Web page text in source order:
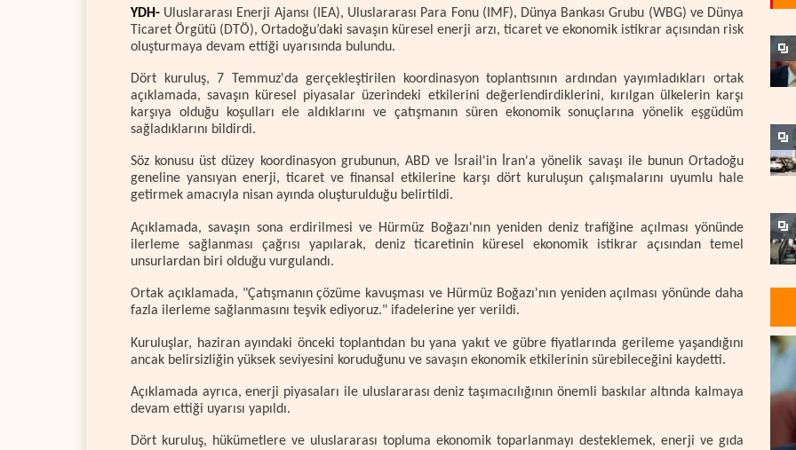
YDH- Uluslararası Enerji Ajansı (IEA), Uluslararası Para Fonu (IMF), Dünya Bankası Grubu (WBG) ve Dünya
Ticaret Örgütü (DTÖ), Ortadoğu’daki savaşın küresel enerji arzı, ticaret ve ekonomik istikrar açısından risk
oluşturmaya devam ettiği uyarısında bulundu.
Dört kuruluş, 7 Temmuz'da gerçekleştirilen koordinasyon toplantısının ardından yayımladıkları ortak
açıklamada, savaşın küresel piyasalar üzerindeki etkilerini değerlendirdiklerini, kırılgan ülkelerin karşı
karşıya olduğu koşulları ele aldıklarını ve çatışmanın süren ekonomik sonuçlarına yönelik eşgüdüm
sağladıklarını bildirdi.
Söz konusu üst düzey koordinasyon grubunun, ABD ve İsrail'in İran'a yönelik savaşı ile bunun Ortadoğu
geneline yansıyan enerji, ticaret ve finansal etkilerine karşı dört kuruluşun çalışmalarını uyumlu hale
getirmek amacıyla nisan ayında oluşturulduğu belirtildi.
Açıklamada, savaşın sona erdirilmesi ve Hürmüz Boğazı'nın yeniden deniz trafiğine açılması yönünde
ilerleme sağlanması çağrısı yapılarak, deniz ticaretinin küresel ekonomik istikrar açısından temel
unsurlardan biri olduğu vurgulandı.
Ortak açıklamada, "Çatışmanın çözüme kavuşması ve Hürmüz Boğazı'nın yeniden açılması yönünde daha
fazla ilerleme sağlanmasını teşvik ediyoruz." ifadelerine yer verildi.
Kuruluşlar, haziran ayındaki önceki toplantıdan bu yana yakıt ve gübre fiyatlarında gerileme yaşandığını
ancak belirsizliğin yüksek seviyesini koruduğunu ve savaşın ekonomik etkilerinin sürebileceğini kaydetti.
Açıklamada ayrıca, enerji piyasaları ile uluslararası deniz taşımacılığının önemli baskılar altında kalmaya
devam ettiği uyarısı yapıldı.
Dört kuruluş, hükümetlere ve uluslararası topluma ekonomik toparlanmayı desteklemek, enerji ve gıda